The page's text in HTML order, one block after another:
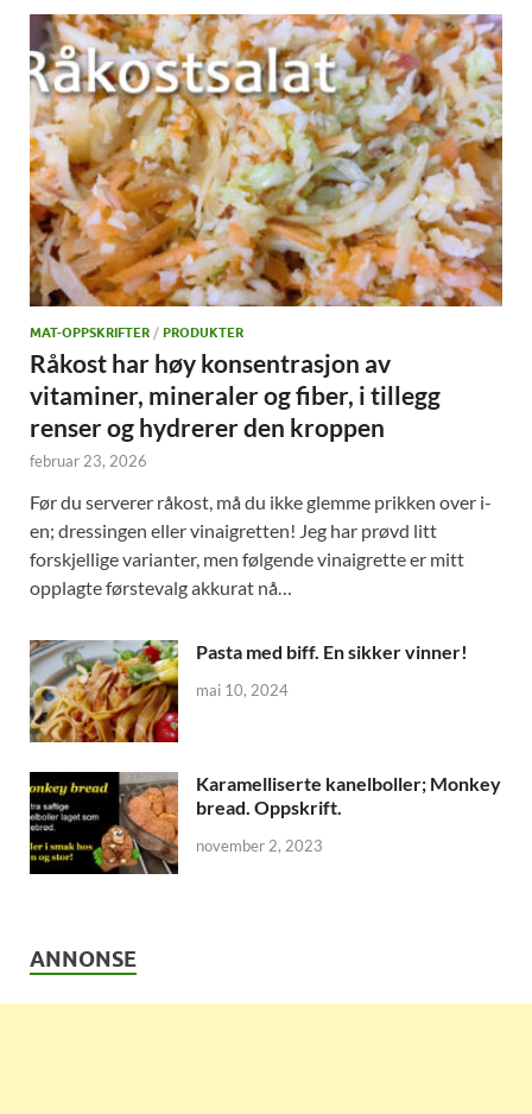
MAT-OPPSKRIFTER / PRODUKTER
Råkost har høy konsentrasjon av
vitaminer, mineraler og fiber, i tillegg
renser og hydrerer den kroppen
februar 23, 2026
Før du serverer råkost, må du ikke glemme prikken over i-
en; dressingen eller vinaigretten! Jeg har prøvd litt
forskjellige varianter, men følgende vinaigrette er mitt
opplagte førstevalg akkurat nå…
Pasta med biff. En sikker vinner!
mai 10, 2024
Karamelliserte kanelboller; Monkey
bread. Oppskrift.
november 2, 2023
ANNONSE